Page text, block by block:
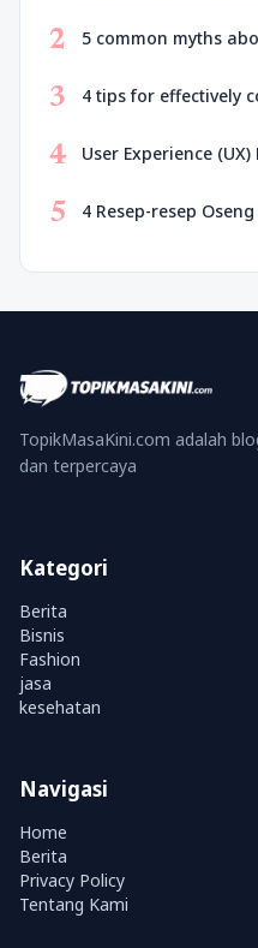
2 5 common myths
3 4 tips for effectively
4 User Experience
5 4 Resep-resep
TopikMasaKini.com adalah
dan terpercaya
Kategori
Berita
Bisnis
Fashion
jasa
kesehatan
Navigasi
Home
Berita
Privacy Policy
Tentang Kami